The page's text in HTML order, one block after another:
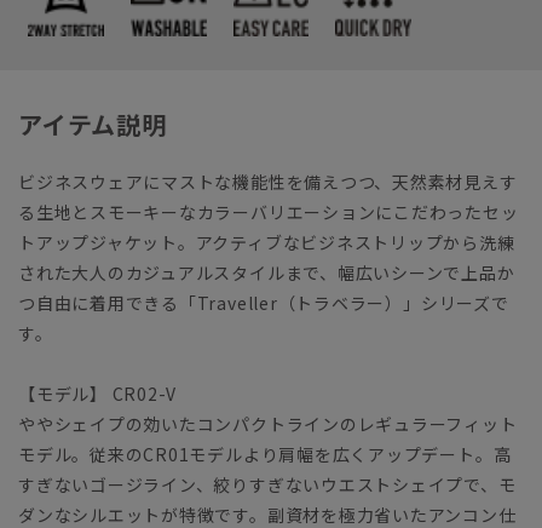
アイテム説明
ビジネスウェアにマストな機能性を備えつつ、天然素材見えす
る生地とスモーキーなカラーバリエーションにこだわったセッ
トアップジャケット。アクティブなビジネストリップから洗練
された大人のカジュアルスタイルまで、幅広いシーンで上品か
つ自由に着用できる「Traveller（トラベラー）」シリーズで
す。
【モデル】 CR02-V
ややシェイプの効いたコンパクトラインのレギュラーフィット
モデル。従来のCR01モデルより肩幅を広くアップデート。高
すぎないゴージライン、絞りすぎないウエストシェイプで、モ
ダンなシルエットが特徴です。副資材を極力省いたアンコン仕